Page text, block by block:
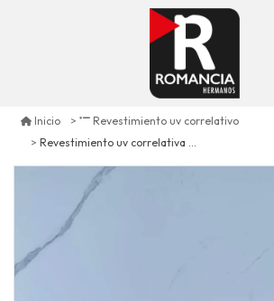
Inicio
Revestimiento uv correlativo
Revestimiento uv correlativa pt-2626